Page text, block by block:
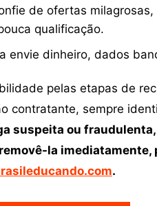
de ofertas
qualificação.
envie dinheiro, dados
pelas etapas de
contratante, sempre
suspeita ou
la
.